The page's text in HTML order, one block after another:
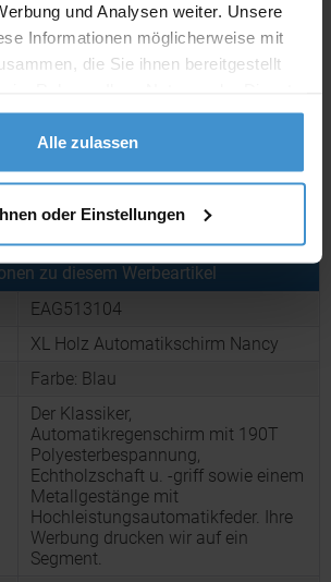
und Analysen weiter. Unsere
Informationen möglicherweise mit
die Sie ihnen bereitgestellt
Alle zulassen
oder Einstellungen
Freigabe
ca. 10 Werktage
ca. 3 - 5 Werktage
bestellen
zu diesem Werbeartikel
EAG513104
XL Holz Automatikschirm Nancy
Farbe: Blau
Der Klassiker,
Automatikregenschirm mit 190T
Polyesterbespannung,
Echtholzschaft u. -griff sowie einem
Metallgestänge mit
Hochleistungsautomatikfeder. Ihre
Werbung drucken wir auf ein
Segment.